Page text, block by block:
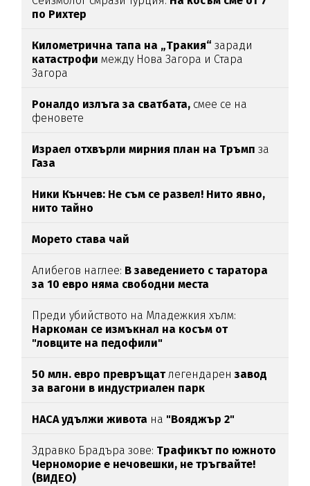
по Рихтер
Километрична тапа на „Тракия“ заради
катастрофи между Нова Загора и Стара
Загора
Роналдо излъга за сватбата, смее се на
феновете
Израел отхвърли мирния план на Тръмп за
Газа
Ники Кънчев: Не съм се развел! Нито явно,
нито тайно
Морето става чай
Алибегов наглее: В заведението с таратора
за 10 евро няма свободни места
Преди убийството на Младежкия хълм:
Наркоман се измъкнал на косъм от
"ловците на педофили"
50 млн. евро превръщатлегендарензавод
за вагони в индустриален парк
НАСА удължи живота на "Вояджър 2"
Здравко Брадъра зове: Трафикът по южното
Черноморие е нечовешки, не тръгвайте!
(ВИДЕО)